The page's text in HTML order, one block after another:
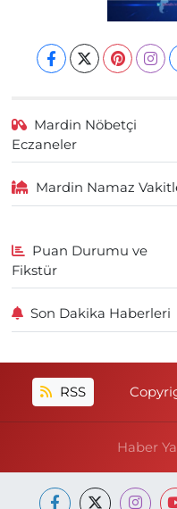
Mardin Nöbetçi
Eczaneler
Mardin Namaz
Puan Durumu ve
Fikstür
Son Dakika Haberleri
RSS
Haber